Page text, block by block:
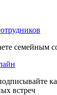
семейным
встреч